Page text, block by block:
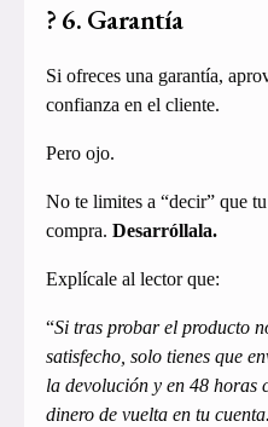
? 6. Garantía
Si ofreces una garantía,
confianza en el cliente.
Pero ojo.
No te limites a “decir” que
compra. Desarróllala.
Explícale al lector que:
“Si tras probar el producto
satisfecho, solo tienes que
la devolución y en 48 horas
dinero de vuelta en tu